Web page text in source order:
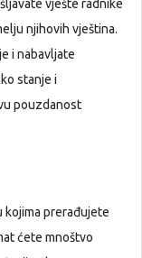
vješte radnike
njihovih vještina.
i nabavljate
stanje i
pouzdanost
kojima prerađujete
ćete mnoštvo